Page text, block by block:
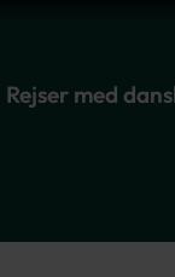
Rejser med